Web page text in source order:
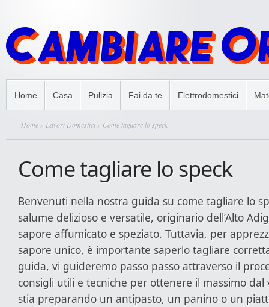
Home Casa Pulizia Fai da te Elettrodomestici
Home » Lavori Domestici » Come tagliare lo speck
Come tagliare lo speck
Benvenuti nella nostra guida su come tagliare lo
salume delizioso e versatile, originario dell’Alto
sapore affumicato e speziato. Tuttavia, per
sapore unico, è importante saperlo tagliare
guida, vi guideremo passo passo attraverso il
consigli utili e tecniche per ottenere il massimo dal
stia preparando un antipasto, un panino o un